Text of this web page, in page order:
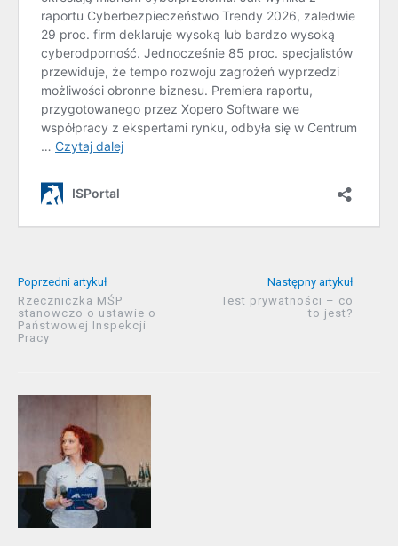
Poprzedni artykuł
Rzeczniczka MŚP
stanowczo o ustawie o
Państwowej Inspekcji
Pracy
Następny artykuł
Test prywatności – co
to jest?